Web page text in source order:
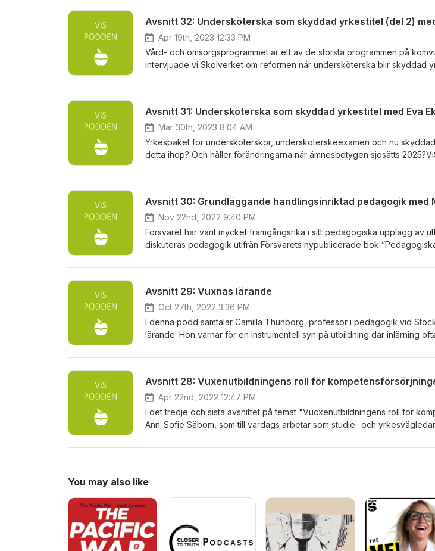
Avsnitt 32: Undersköterska som skyddad yrkestitel (del 2)
Apr 19th, 2023 12:33 PM
Vård- och omsorgsprogrammet är ett av de största programmen på
intervjuade vi Skolverket om reformen när undersköterska blir skyddad
Avsnitt 31: Undersköterska som skyddad yrkestitel med Eva
Mar 30th, 2023 8:04 AM
Yrkespaket för undersköterskor, undersköterskeexamen och nu
detta ihop? Och håller förändringarna när ämnesbetygen sjösätts
Avsnitt 30: Grundläggande handlingsinriktad pedagogik med
Nov 22nd, 2022 9:40 PM
Försvaret har varit mycket framgångsrika i sitt pedagogiska upplägg av
diskuteras pedagogik utifrån Försvarets nypublicerade bok
motivation, grupplärande och handlingsinriktat lärande där lärandet i
Avsnitt 29: Vuxnas lärande
Oct 27th, 2022 3:36 PM
I denna podd samtalar Camilla Thunborg, professor i pedagogik vid
lärande. Hon varnar för en instrumentell syn på utbildning där inlärning
identitetstyper vad gäller studiemotivation och sannolikheten att fullfölja
Avsnitt 28: Vuxenutbildningens roll för
Apr 22nd, 2022 12:47 PM
I det tredje och sista avsnittet på temat "Vucxenutbildningens roll för
Ann-Sofie Säbom, som till vardags arbetar som studie- och
You may also like